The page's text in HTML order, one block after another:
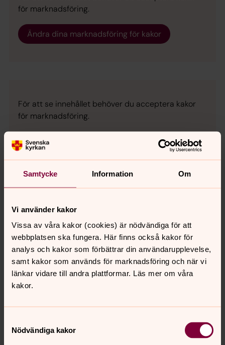
Samtycke Information Om
Vi använder kakor
Vissa av våra kakor (cookies) är nödvändiga för att
webbplatsen ska fungera. Här finns också kakor för
analys och kakor som förbättrar din användarupplevelse,
samt kakor som används för marknadsföring och när vi
länkar vidare till andra plattformar. Läs mer om våra
kakor.
Nödvändiga kakor
för marknadsföring.
Ändra dina marknadsföring för kakor
För att se innehållet behöver du acceptera kakor
för marknadsföring.
Ändra inställningar
Gravstenar Bjälbo kyrkogård
En gravsten berättar
Här finns en samling av berättelserna bakom några av
kyrkogårdens gravstenar.
Bjälbo kyrka
1100-talts första hälft. Gå en rundtur och lyssna på en